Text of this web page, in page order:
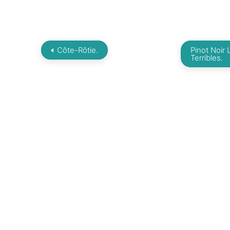
Côte-Rôtie. Pinot Noir
Terribles.